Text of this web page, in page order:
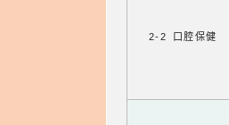
2-2 口腔保健